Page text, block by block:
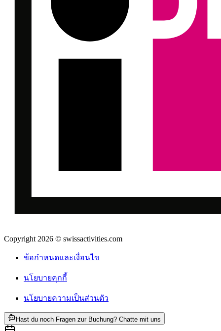
Copyright 2026 © swissactivities.com
ข้อกำหนดและเงื่อนไข
นโยบายคุกกี้
นโยบายความเป็นส่วนตัว
Hast du noch Fragen zur Buchung? Chatte mit uns